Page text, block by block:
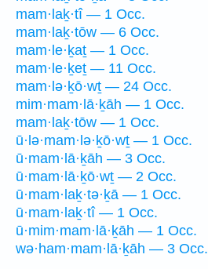
mam·laḵ·tî — 1 Occ.
mam·laḵ·tōw — 6 Occ.
mam·le·ḵaṯ — 1 Occ.
mam·le·ḵeṯ — 11 Occ.
mam·lə·ḵō·wṯ — 24 Occ.
mim·mam·lā·ḵāh — 1 Occ.
mam·laḵ·tōw — 1 Occ.
ū·lə·mam·lə·ḵō·wṯ — 1 Occ.
ū·mam·lā·ḵāh — 3 Occ.
ū·mam·lā·ḵō·wṯ — 2 Occ.
ū·mam·laḵ·tə·ḵā — 1 Occ.
ū·mam·laḵ·tî — 1 Occ.
ū·mim·mam·lā·ḵāh — 1 Occ.
wə·ham·mam·lā·ḵāh — 3 Occ.